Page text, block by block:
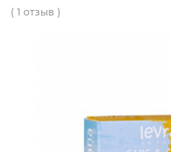
( 1 отзыв )